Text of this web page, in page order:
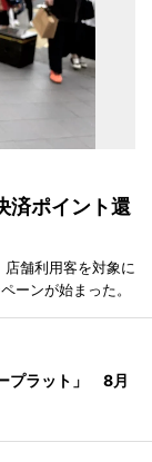
済ポイント還
舗利用客を対象に
ーンが始まった。
プラット」 8月